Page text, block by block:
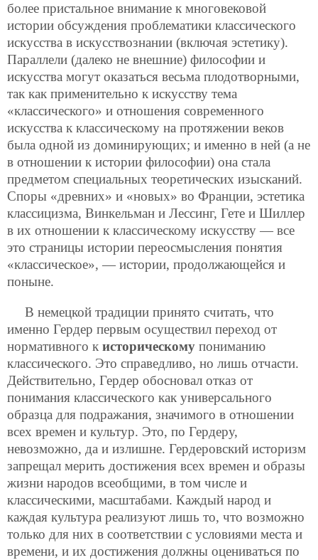
более пристальное внимание к многовековой
истории обсуждения проблематики классического
искусства в искусствознании (включая эстетику).
Параллели (далеко не внешние) философии и
искусства могут оказаться весьма плодотворными,
так как применительно к искусству тема
«классического» и отношения современного
искусства к классическому на протяжении веков
была одной из доминирующих; и именно в ней (а не
в отношении к истории философии) она стала
предметом специальных теоретических изысканий.
Споры «древних» и «новых» во Франции, эстетика
классицизма, Винкельман и Лессинг, Гете и Шиллер
в их отношении к классическому искусству — все
это страницы истории переосмысления понятия
«классическое», — истории, продолжающейся и
поныне.
В немецкой традиции принято считать, что
именно Гердер первым осуществил переход от
нормативного к историческому пониманию
классического. Это справедливо, но лишь отчасти.
Действительно, Гердер обосновал отказ от
понимания классического как универсального
образца для подражания, значимого в отношении
всех времен и культур. Это, по Гердеру,
невозможно, да и излишне. Гердеровский историзм
запрещал мерить достижения всех времен и образы
жизни народов всеобщими, в том числе и
классическими, масштабами. Каждый народ и
каждая культура реализуют лишь то, что возможно
только для них в соответствии с условиями места и
времени, и их достижения должны оцениваться по